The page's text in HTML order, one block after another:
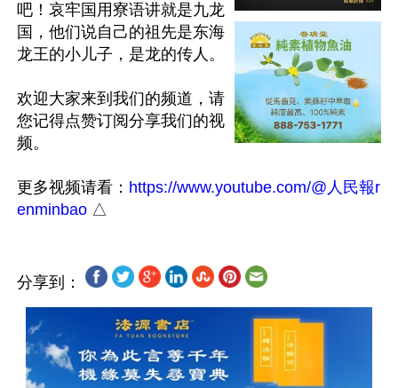
吧！哀牢国用寮语讲就是九龙
国，他们说自己的祖先是东海
龙王的小儿子，是龙的传人。
欢迎大家来到我们的频道，请
您记得点赞订阅分享我们的视
频。
更多视频请看： https://www.youtube.com/@人民報r
enminbao
分享到：